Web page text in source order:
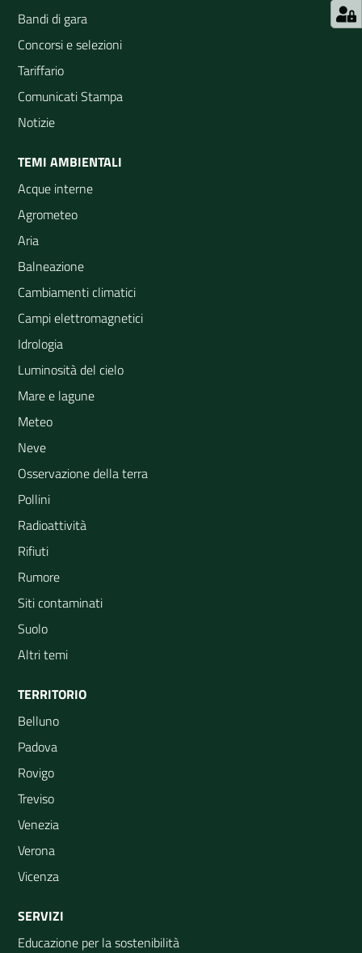
Bandi di gara
Concorsi e selezioni
Tariffario
Comunicati Stampa
Notizie
TEMI AMBIENTALI
Acque interne
Agrometeo
Aria
Balneazione
Cambiamenti climatici
Campi elettromagnetici
Idrologia
Luminosità del cielo
Mare e lagune
Meteo
Neve
Osservazione della terra
Pollini
Radioattività
Rifiuti
Rumore
Siti contaminati
Suolo
Altri temi
TERRITORIO
Belluno
Padova
Rovigo
Treviso
Venezia
Verona
Vicenza
SERVIZI
Educazione per la sostenibilità